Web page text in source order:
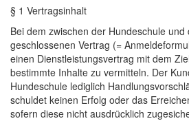
§ 1 Vertragsinhalt
Bei dem zwischen der Hundeschule und
geschlossenen Vertrag (=
einen Dienstleistungsvertrag mit dem
bestimmte Inhalte zu vermitteln. Der
Hundeschule lediglich
schuldet keinen Erfolg oder das
sofern diese nicht ausdrücklich